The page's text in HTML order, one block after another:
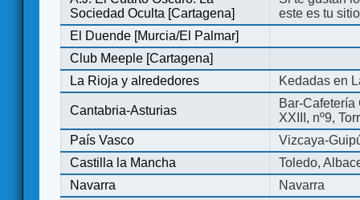
Sociedad Oculta [Cartagena]
este es tu
El Duende [Murcia/El Palmar]
Club Meeple [Cartagena]
La Rioja y alrededores
Kedadas en
Cantabria-Asturias
Bar-
XXIII, nº9,
País Vasco
Vizcaya-
Castilla la Mancha
Toledo,
Navarra
Navarra